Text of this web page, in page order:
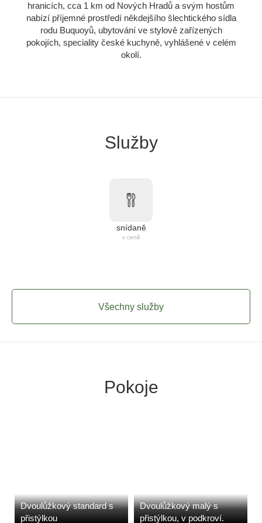
hranicích, cca 1 km od Nových Hradů a svým hostům
nabízí příjemné prostředí někdejšího šlechtického sídla
rodu Buquoyů, ubytování ve stylově zařízených
pokojích, speciality české kuchyně, vyhlášené v celém
okolí.
Služby
snídaně
v ceně
Všechny služby
Pokoje
Dvoulůžkový standard s
přistýlkou
Dvoulůžkový malý s
přistýlkou, v podkroví.